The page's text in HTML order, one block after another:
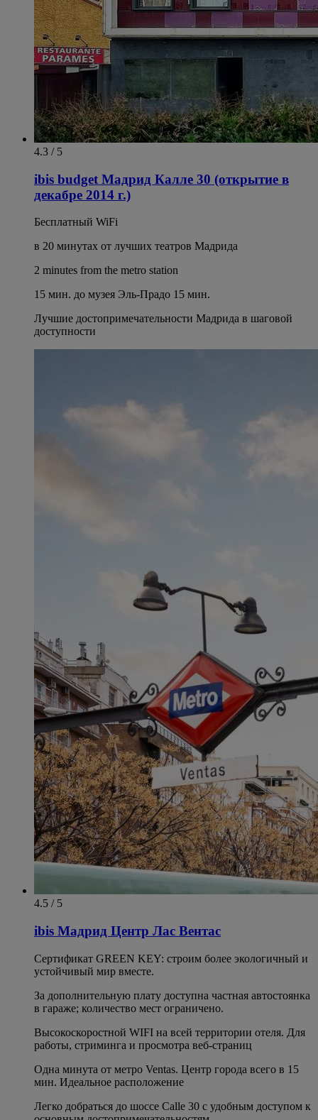
4.3 / 5
ibis budget Мадрид Калле 30 (открытие в
декабре 2014 г.)
Бесплатный WiFi
в 20 минутах от лучших театров Мадрида
2 minutes from the metro station
15 мин. до музея Эль-Прадо 15 мин.
Лучшие достопримечательности Мадрида в шаговой
доступности
4.5 / 5
ibis Мадрид Центр Лас Вентас
Сертификат GREEN KEY: строим более экологичный и
устойчивый мир вместе.
За дополнительную плату доступна частная автостоянка
в гараже; количество мест ограничено.
Высокоскоростной WIFI на всей территории отеля. Для
работы, стриминга и просмотра веб-страниц
Одна минута от метро Ventas. Центр города всего в 15
мин. Идеальное расположение
Легко добраться до шоссе Calle 30 с удобным доступом к